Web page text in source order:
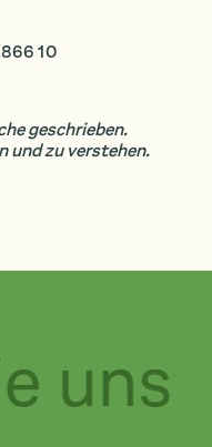
10
geschrieben.
und zu verstehen.
uns